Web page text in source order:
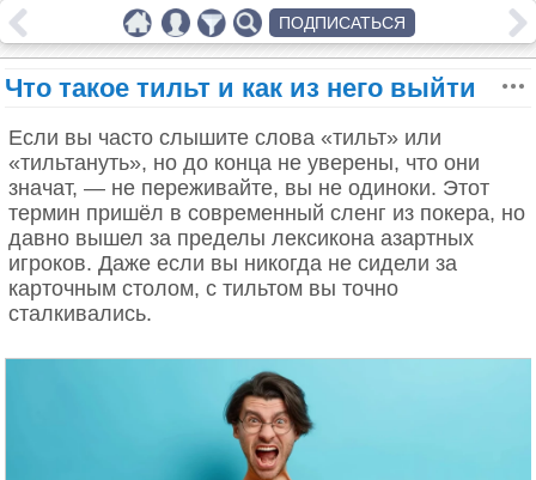
Что такое тильт и как из него выйти
Если вы часто слышите слова «тильт» или
«тильтануть», но до конца не уверены, что они
значат, — не переживайте, вы не одиноки. Этот
термин пришёл в современный сленг из покера, но
давно вышел за пределы лексикона азартных
игроков. Даже если вы никогда не сидели за
карточным столом, с тильтом вы точно
сталкивались.
ПОДПИСАТЬСЯ